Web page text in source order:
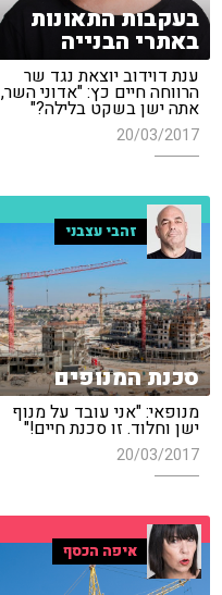
בעקבות התאונות
באתרי הבנייה
ענת דוידוב יוצאת נגד שר
הרווחה חיים כץ: "אדוני השר,
אתה ישן בשקט בלילה?"
20/03/2017
זהבי עצבני
סכנת המנופים
מנופאי: "אני עובד על מנוף
ישן וחלוד. זו סכנת חיים!"
20/03/2017
איפה הכסף